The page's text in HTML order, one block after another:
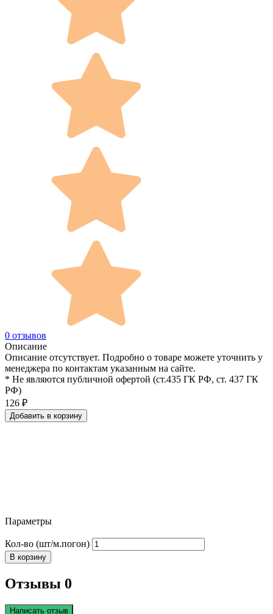
0 отзывов
Описание
Описание отсутствует. Подробно о товаре можете уточнить у
менеджера по контактам указанным на сайте.
* Не являются публичной офертой (ст.435 ГК РФ, cт. 437 ГК
РФ)
126 ₽
Добавить в корзину
Параметры
Кол-во (шт/м.погон)
В корзину
Отзывы 0
Написать отзыв